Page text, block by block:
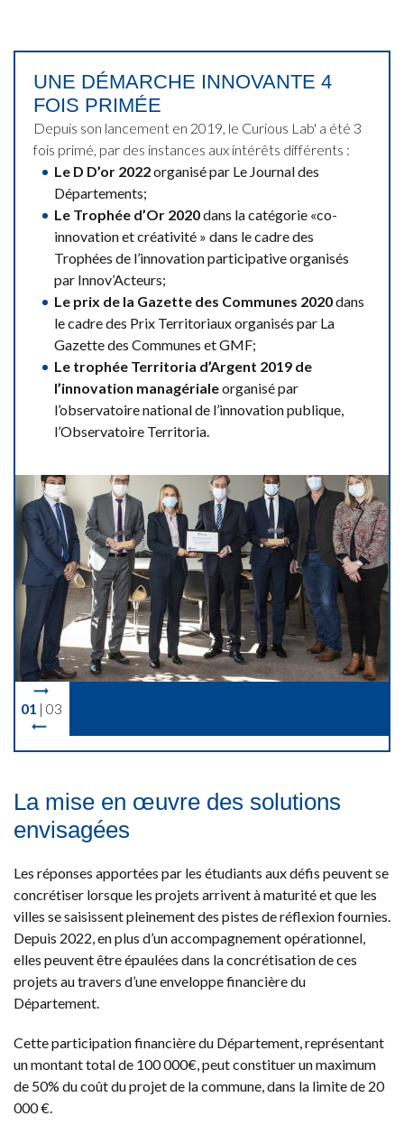
UNE DÉMARCHE INNOVANTE 4
FOIS PRIMÉE
Depuis son lancement en 2019, le Curious Lab' a été 3
fois primé, par des instances aux intérêts différents :
Le D D’or 2022organisé par Le Journal des
Départements;
Le Trophée d’Or 2020dans la catégorie «co-
innovation et créativité » dans le cadre des
Trophées de l’innovation participative organisés
par Innov’Acteurs;
Le prix de la Gazette des Communes 2020dans
le cadre des Prix Territoriaux organisés par La
Gazette des Communes et GMF;
Le trophée Territoria d’Argent 2019 de
l’innovation managérialeorganisé par
l’observatoire national de l’innovation publique,
l’Observatoire Territoria.
1 03
La mise en œuvre des solutions
envisagées
Les réponses apportées par les étudiants aux défis peuvent se
concrétiser lorsque les projets arrivent à maturité et que les
villes se saisissent pleinement des pistes de réflexion fournies.
Depuis 2022, en plus d’un accompagnement opérationnel,
elles peuvent être épaulées dans la concrétisation de ces
projets au travers d’une enveloppe financière du
Département.
Cette participation financière du Département, représentant
un montant total de 100 000€, peut constituer un maximum
de 50% du coût du projet de la commune, dans la limite de 20
000 €.